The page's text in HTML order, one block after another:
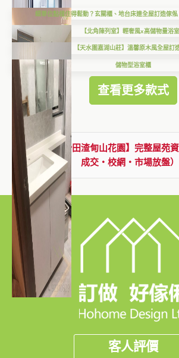
細單位點樣住得鬆動？玄關櫃、地台床連全屋訂造傢俬
【北角陳列室】輕奢風x高儲物量浴
【天水圍嘉湖山莊】溫馨原木風全屋訂
儲物型浴室櫃
查看更多款式
查看【沙田渣甸山花園】完整屋苑
成交・校網・市場放盤
客人評價